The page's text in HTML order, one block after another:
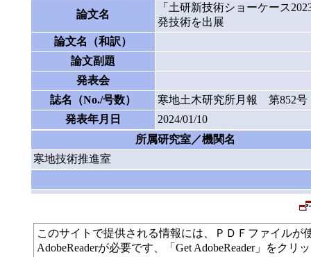
論文名
「土研新技術ショーケース
発技術を出展
論文名（和訳）
論文副題
発表会
誌名（No./号数）
寒地土木研究所月報 第852号
発表年月日
2024/01/10
所属研究室／機関名
寒地技術推進室
このサイトで提供される情報には、ＰＤＦファイル
AdobeReaderが必要です、「Get AdobeReader」をク